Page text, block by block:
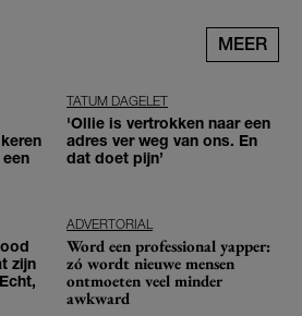
MEER
TATUM DAGELET
'Ollie is vertrokken naar een
adres ver weg van ons. En
dat doet pijn’
zijn
ADVERTORIAL
Word een professional yapper:
zó wordt nieuwe mensen
ontmoeten veel minder
awkward